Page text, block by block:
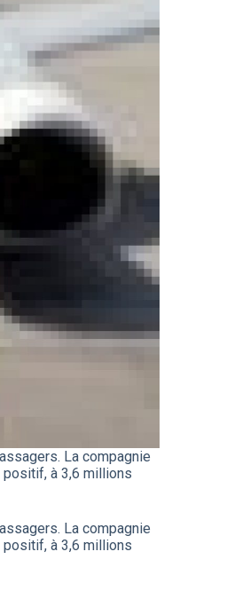
La compagnie
positif, à 3,6 millions
La compagnie
positif, à 3,6 millions